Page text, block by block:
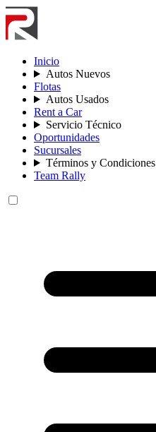
Inicio
Autos Nuevos
Flotas
Autos Usados
Rent a Car
Servicio Técnico
Oportunidades
Sucursales
Términos y Condiciones
Team Rally